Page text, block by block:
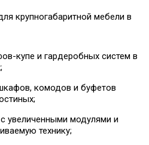
крупногабаритной мебели в
купе и гардеробных систем в
комодов и буфетов
увеличенными модулями и
технику;